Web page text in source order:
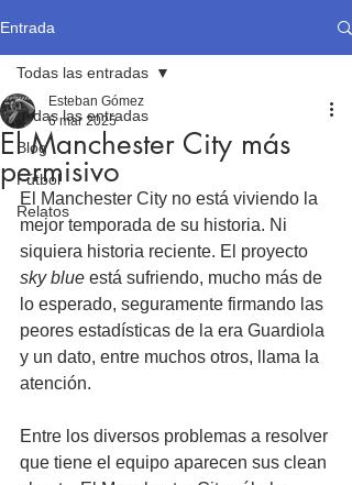
Entrada
Todas las entradas
Blog
Fútbol
Relatos
Todas las entradas
El Manchester City más
permisivo
Esteban Gómez
6 mar 2025
El Manchester City no está viviendo la
mejor temporada de su historia. Ni
siquiera historia reciente. El proyecto
sky blue está sufriendo, mucho más de
lo esperado, seguramente firmando las
peores estadísticas de la era Guardiola
y un dato, entre muchos otros, llama la
atención.
Entre los diversos problemas a resolver
que tiene el equipo aparecen sus clean